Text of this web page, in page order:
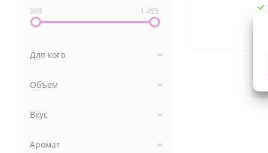
965 1 455
Для кого
Объем
Вкус
Аромат